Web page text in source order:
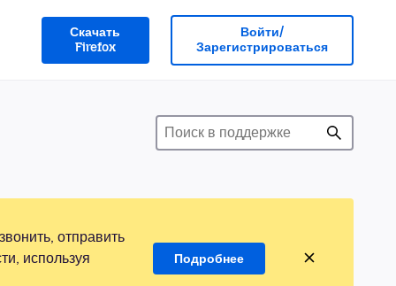
Скачать
Firefox
Войти/
Зарегистрироваться
отправить
используя
Подробнее